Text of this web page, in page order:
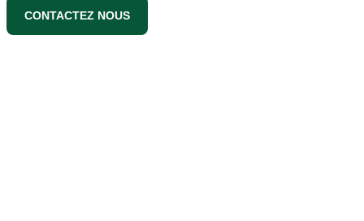
CONTACTEZ NOUS